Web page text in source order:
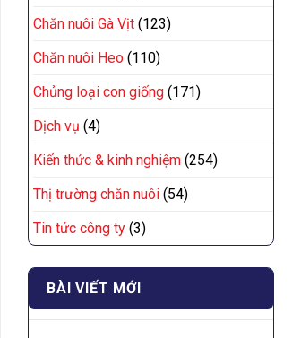
Chăn nuôi Gà Vịt (123)
Chăn nuôi Heo (110)
Chủng loại con giống (171)
Dịch vụ (4)
Kiến thức & kinh nghiệm (254)
Thị trường chăn nuôi (54)
Tin tức công ty (3)
BÀI VIẾT MỚI